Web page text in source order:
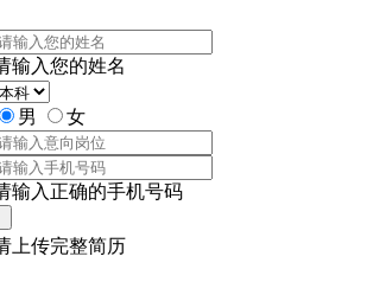
输入您的姓名
男
女
输入正确的手机号码
上传完整简历